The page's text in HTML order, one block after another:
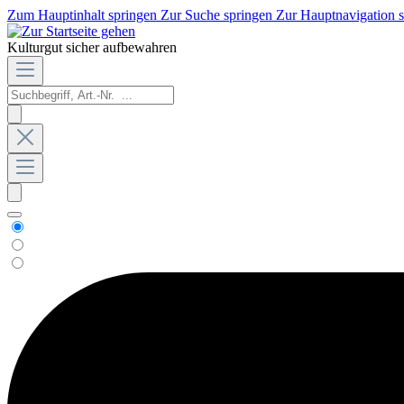
Zum Hauptinhalt springen Zur Suche springen Zur Hauptnavigation
Kulturgut sicher aufbewahren